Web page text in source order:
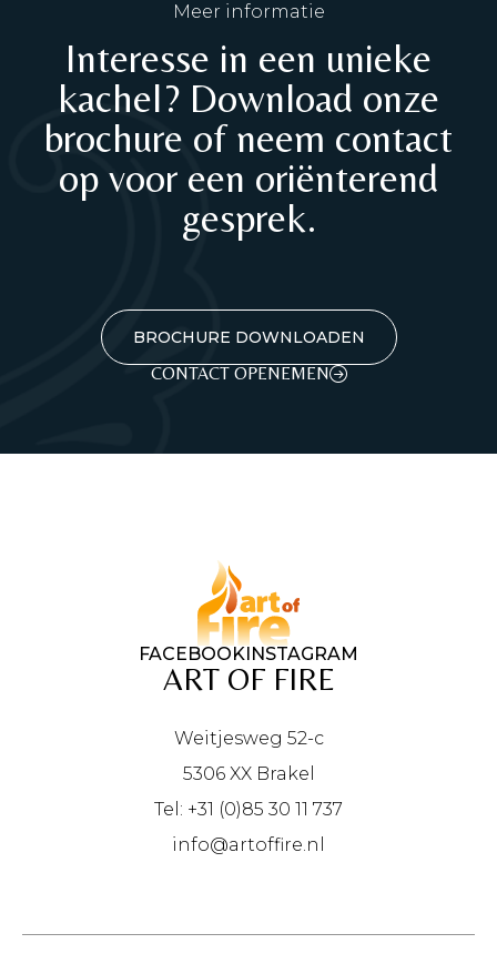
Meer informatie
Interesse in een unieke
kachel? Download onze
brochure of neem contact
op voor een oriënterend
gesprek.
BROCHURE DOWNLOADEN
CONTACT OPENEMEN
FACEBOOKINSTAGRAM
ART OF FIRE
Weitjesweg 52-c
5306 XX Brakel
Tel: +31 (0)85 30 11 737
info@artoffire.nl